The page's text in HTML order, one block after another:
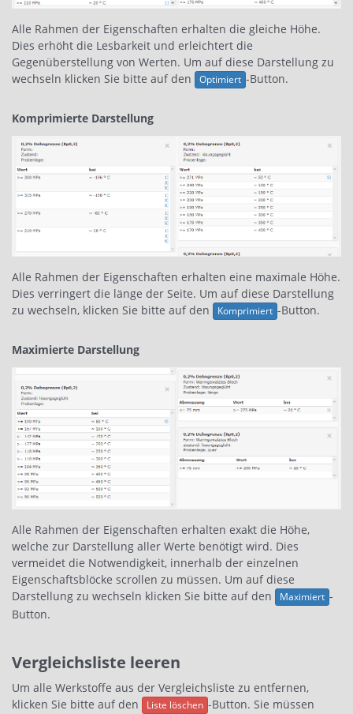
Alle Rahmen der Eigenschaften erhalten die gleiche Höhe.
Dies erhöht die Lesbarkeit und erleichtert die
Gegenüberstellung von Werten. Um auf diese Darstellung zu
wechseln klicken Sie bitte auf den
Optimiert -Button.
Komprimierte Darstellung
Alle Rahmen der Eigenschaften erhalten eine maximale Höhe.
Dies verringert die länge der Seite. Um auf diese Darstellung
zu wechseln, klicken Sie bitte auf den
Komprimiert -Button.
Maximierte Darstellung
Alle Rahmen der Eigenschaften erhalten exakt die Höhe,
welche zur Darstellung aller Werte benötigt wird. Dies
vermeidet die Notwendigkeit, innerhalb der einzelnen
Eigenschaftsblöcke scrollen zu müssen. Um auf diese
Darstellung zu wechseln klicken Sie bitte auf den
Maximiert -
Button.
Vergleichsliste leeren
Um alle Werkstoffe aus der Vergleichsliste zu entfernen,
klicken Sie bitte auf den
Liste löschen -Button. Sie müssen